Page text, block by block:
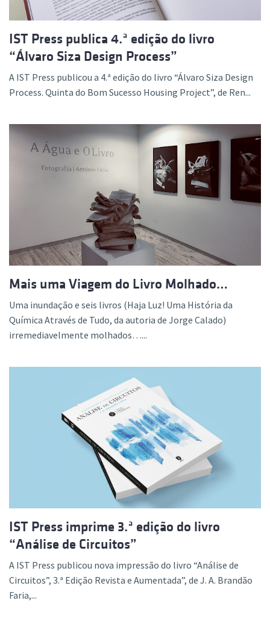
IST Press publica 4.ª edição do livro
“Álvaro Siza Design Process”
A IST Press publicou a 4.ª edição do livro “Álvaro Siza Design
Process. Quinta do Bom Sucesso Housing Project”, de Ren...
Mais uma Viagem do Livro Molhado…
Uma inundação e seis livros (Haja Luz! Uma História da
Química Através de Tudo, da autoria de Jorge Calado)
irremediavelmente molhados…...
IST Press imprime 3.ª edição do livro
“Análise de Circuitos”
A IST Press publicou nova impressão do livro “Análise de
Circuitos”, 3.ª Edição Revista e Aumentada”, de J. A. Brandão
Faria,...